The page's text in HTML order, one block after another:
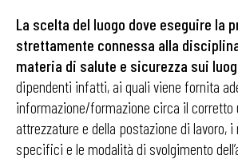
La scelta del luogo dove eseguire la
strettamente connessa alla
materia di salute e sicurezza sui
dipendenti infatti, ai quali viene fornita
informazione/formazione circa il corretto
attrezzature e della postazione di lavoro,
specifici e le modalità di svolgimento